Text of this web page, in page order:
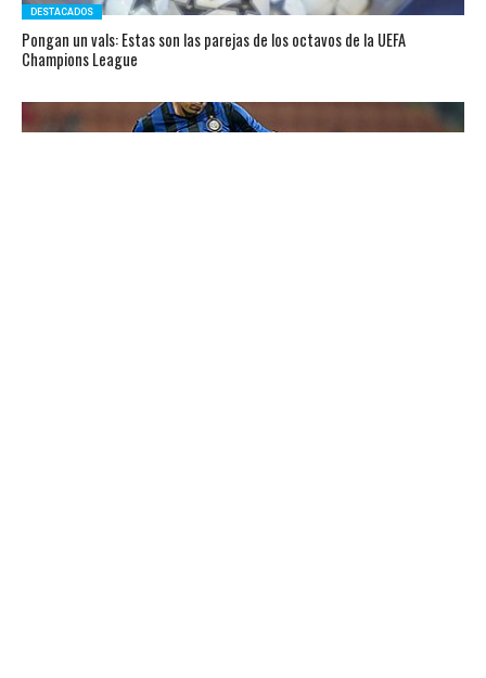
DESTACADOS
Pongan un vals: Estas son las parejas de los octavos de la UEFA
Champions League